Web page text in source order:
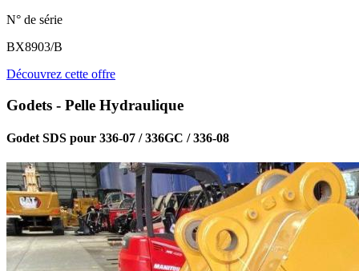
N° de série
BX8903/B
Découvrez cette offre
Godets - Pelle Hydraulique
Godet SDS pour 336-07 / 336GC / 336-08